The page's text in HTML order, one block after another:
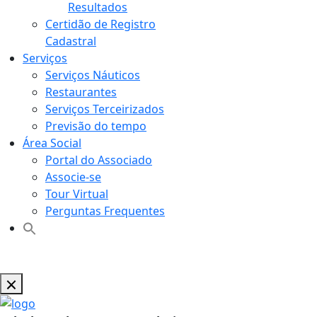
Resultados
Certidão de Registro
Cadastral
Serviços
Serviços Náuticos
Restaurantes
Serviços Terceirizados
Previsão do tempo
Área Social
Portal do Associado
Associe-se
Tour Virtual
Perguntas Frequentes